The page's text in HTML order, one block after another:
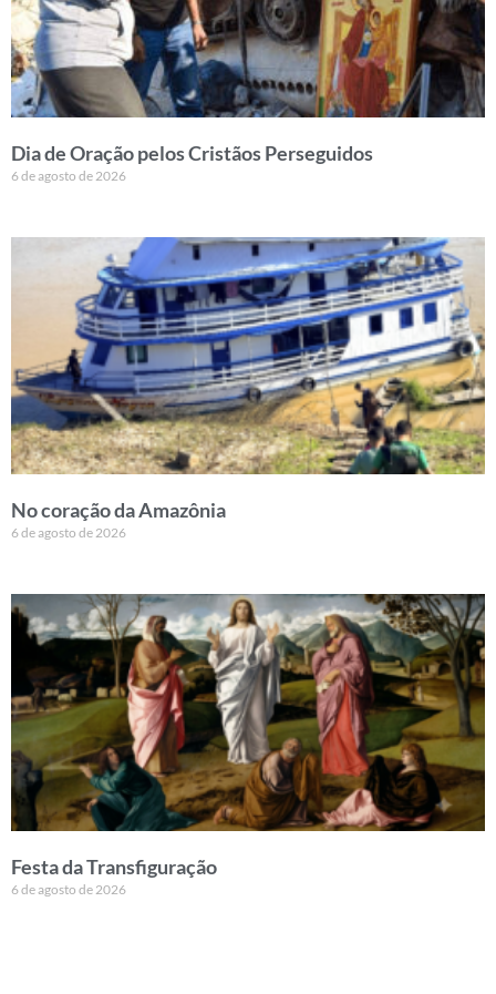
Dia de Oração pelos Cristãos Perseguidos
6 de agosto de 2026
No coração da Amazônia
6 de agosto de 2026
Festa da Transfiguração
6 de agosto de 2026